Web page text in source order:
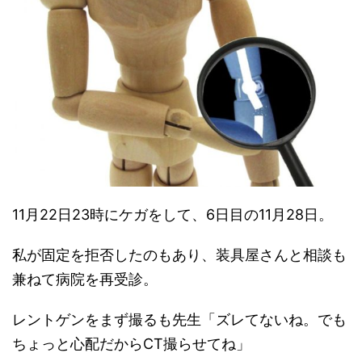
11月22日23時にケガをして、6日目の11月28日。
私が固定を拒否したのもあり、装具屋さんと相談も
兼ねて病院を再受診。
レントゲンをまず撮るも先生「ズレてないね。でも
ちょっと心配だからCT撮らせてね」